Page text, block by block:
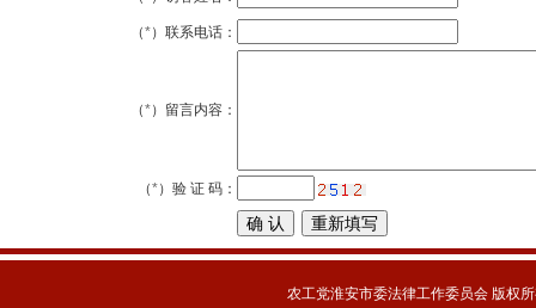
（*）联系电话：
（*）留言内容：
（*）验 证 码：
农工党淮安市委法律工作委员会 版权